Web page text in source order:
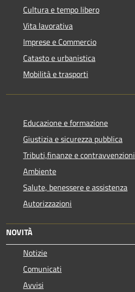
Cultura e tempo libero
Vita lavorativa
Imprese e Commercio
Catasto e urbanistica
Mobilità e trasporti
Educazione e formazione
Giustizia e sicurezza pubblica
Tributi,finanze e contravvenzioni
Ambiente
Salute, benessere e assistenza
Autorizzazioni
NOVITÀ
Notizie
Comunicati
Avvisi